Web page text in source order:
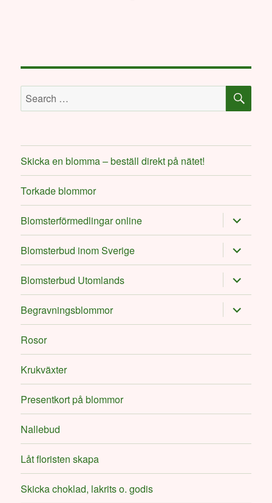
Search
for:
Skicka en blomma – beställ direkt på nätet!
Torkade blommor
Blomsterförmedlingar online
expand
child
menu
Blomsterbud inom Sverige
expand
child
menu
Blomsterbud Utomlands
expand
child
menu
Begravningsblommor
expand
child
menu
Rosor
Krukväxter
Presentkort på blommor
Nallebud
Låt floristen skapa
Skicka choklad, lakrits o. godis